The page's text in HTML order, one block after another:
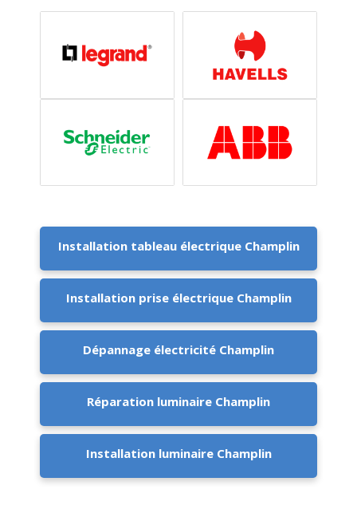
Installation tableau électrique Champlin
Installation prise électrique Champlin
Dépannage électricité Champlin
Réparation luminaire Champlin
Installation luminaire Champlin